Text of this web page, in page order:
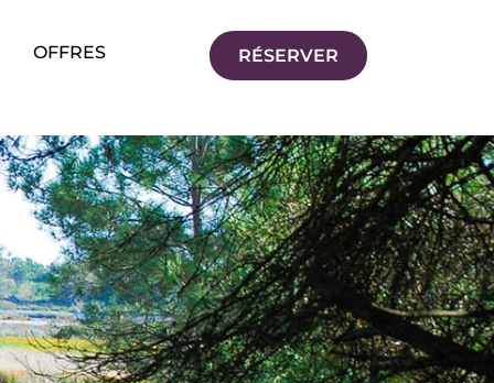
OFFRES RÉSERVER